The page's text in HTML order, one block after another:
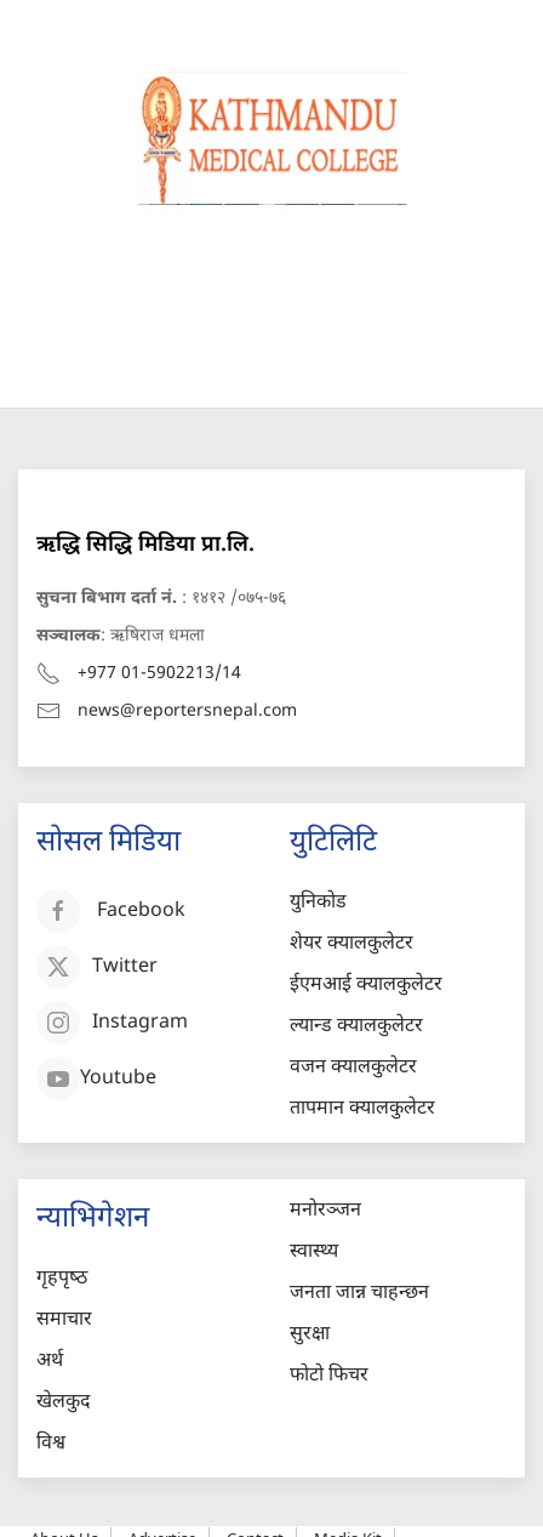
ऋद्धि सिद्धि मिडिया प्रा.लि.
सुचना बिभाग दर्ता नं. : १४१२ /०७५-७६
सञ्चालक: ऋषिराज धमला
+977 01-5902213/14
news@reportersnepal.com
सोसल मिडिया
Facebook
Twitter
Instagram
Youtube
युटिलिटि
युनिकोड
शेयर क्यालकुलेटर
ईएमआई क्यालकुलेटर
ल्यान्ड क्यालकुलेटर
वजन क्यालकुलेटर
तापमान क्यालकुलेटर
न्याभिगेशन
गृहपृष्‍ठ
समाचार
अर्थ
खेलकुद
विश्व
मनोरञ्जन
स्वास्थ्य
जनता जान्न चाहन्छन
सुरक्षा
फोटो फिचर